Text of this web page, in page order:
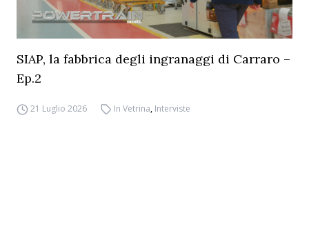
SIAP, la fabbrica degli ingranaggi di Carraro –
Ep.2
21 Luglio 2026 In Vetrina, Interviste